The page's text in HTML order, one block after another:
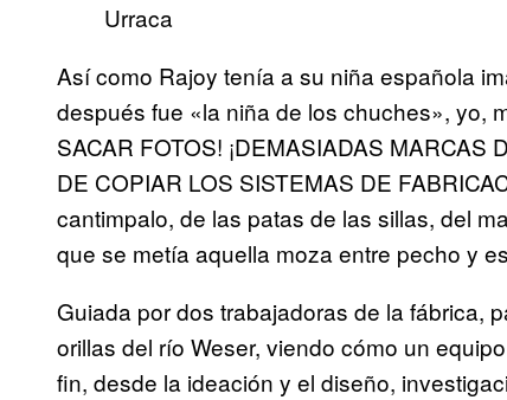
Urraca
Así como Rajoy tenía a su niña española
después fue «la niña de los chuches», yo,
SACAR FOTOS! ¡DEMASIADAS
DE COPIAR LOS SISTEMAS DE
cantimpalo, de las patas de las sillas, del
que se metía aquella moza entre pecho y
Guiada por dos trabajadoras de la fábrica,
orillas del río Weser, viendo cómo un
fin, desde la ideación y el diseño,